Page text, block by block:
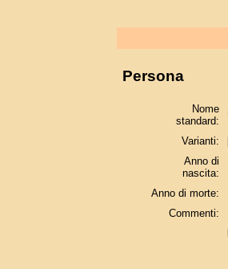
Persona
Nome
standard:
Varianti:
Anno di
nascita:
Anno di morte:
Commenti: